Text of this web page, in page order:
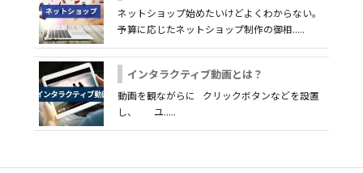
ネットショップ始めたいけどよくわからない。
予算に応じたネットショップ制作の御相.....
インタラクティブ動画とは？
動画を観ながらに クリックボタンなどを設置
し、 ユ.....